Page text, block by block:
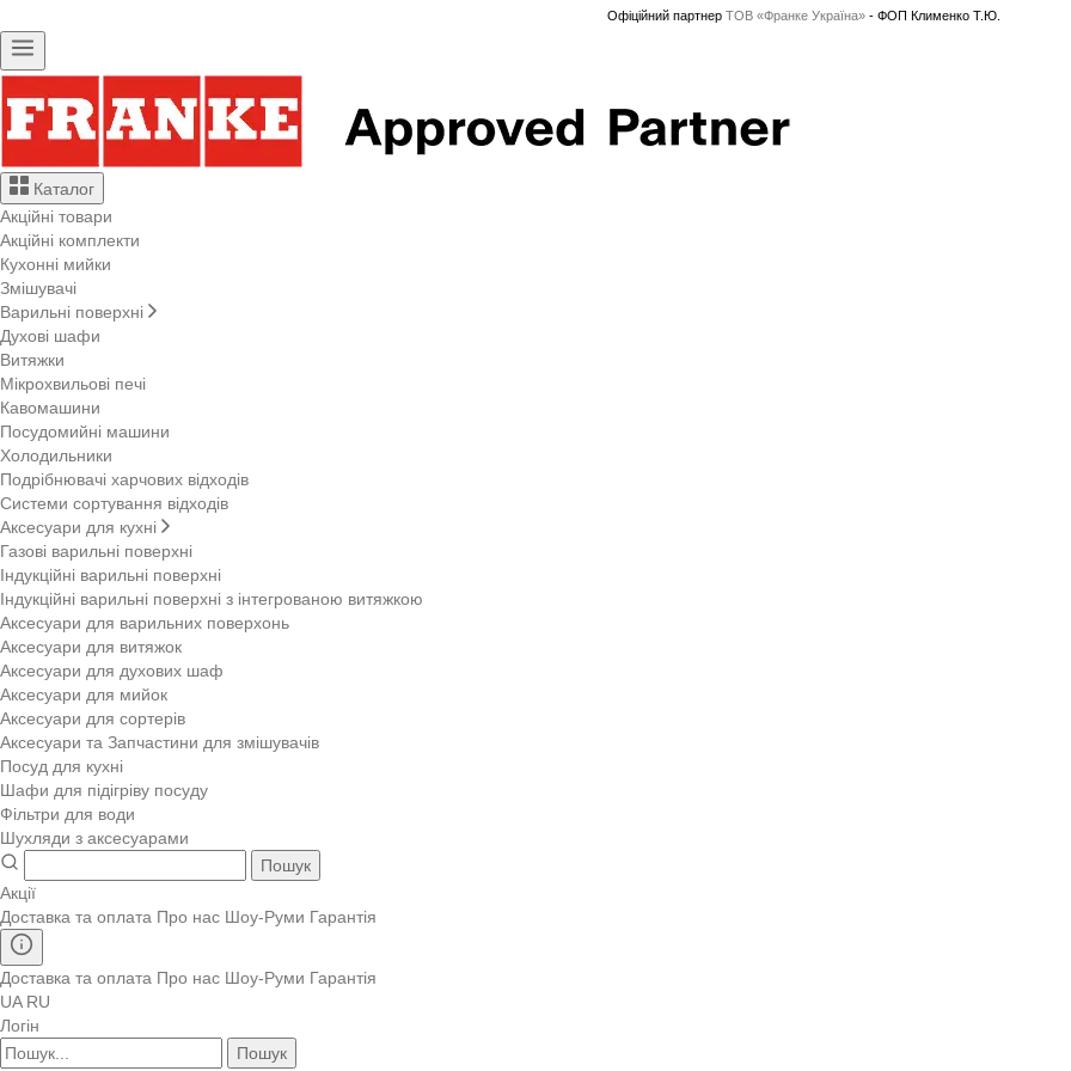
Офіційний партнер ТОВ «Франке Україна»- ФОП Клименко Т.Ю.
Каталог
Акційні товари
Акційні комплекти
Кухонні мийки
Змішувачі
Варильні поверхні
Духові шафи
Витяжки
Мікрохвильові печі
Кавомашини
Посудомийні машини
Холодильники
Подрібнювачі харчових відходів
Системи сортування відходів
Аксесуари для кухні
Газові варильні поверхні
Індукційні варильні поверхні
Індукційні варильні поверхні з інтегрованою витяжкою
Аксесуари для варильних поверхонь
Аксесуари для витяжок
Аксесуари для духових шаф
Аксесуари для мийок
Аксесуари для сортерів
Аксесуари та Запчастини для змішувачів
Посуд для кухні
Шафи для підігріву посуду
Фільтри для води
Шухляди з аксесуарами
Пошук
Акції
Доставка та оплата Про нас Шоу-Руми Гарантія
Доставка та оплата Про нас Шоу-Руми Гарантія
UA RU
Логін
Пошук